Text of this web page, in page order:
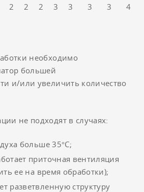
2 2 2 3 3 3 3 4
необходимо
большей
и/или увеличить количество
не подходят в случаях:
больше 35°С;
приточная вентиляция
ее на время обработки);
разветвленную структуру